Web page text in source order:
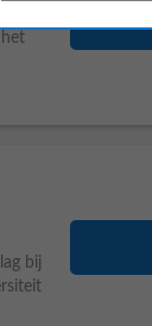
bij